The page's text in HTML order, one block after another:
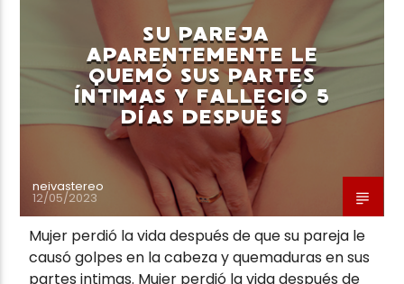
SU PAREJA
APARENTEMENTE LE
QUEMÓ SUS PARTES
ÍNTIMAS Y FALLECIÓ 5
DÍAS DESPUÉS
neivastereo
12/05/2023
Mujer perdió la vida después de que su pareja le
causó golpes en la cabeza y quemaduras en sus
partes intimas. Mujer perdió la vida después de